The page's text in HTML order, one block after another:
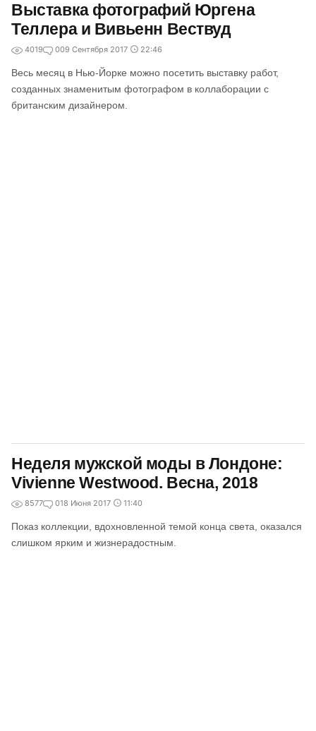
Выставка фотографий Юргена
Теллера и Вивьенн Вествуд
4019 009 Сентября 2017 22:46
Весь месяц в Нью-Йорке можно посетить выставку работ,
созданных знаменитым фотографом в коллаборации с
британским дизайнером.
Неделя мужской моды в Лондоне:
Vivienne Westwood. Весна, 2018
8577 018 Июня 2017 11:40
Показ коллекции, вдохновленной темой конца света, оказался
слишком ярким и жизнерадостным.